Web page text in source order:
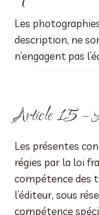
Les
description, ne
n’engagent pas
Article 15 –
Les présentes
régies par la loi
compétence des
l’éditeur, sous
compétence